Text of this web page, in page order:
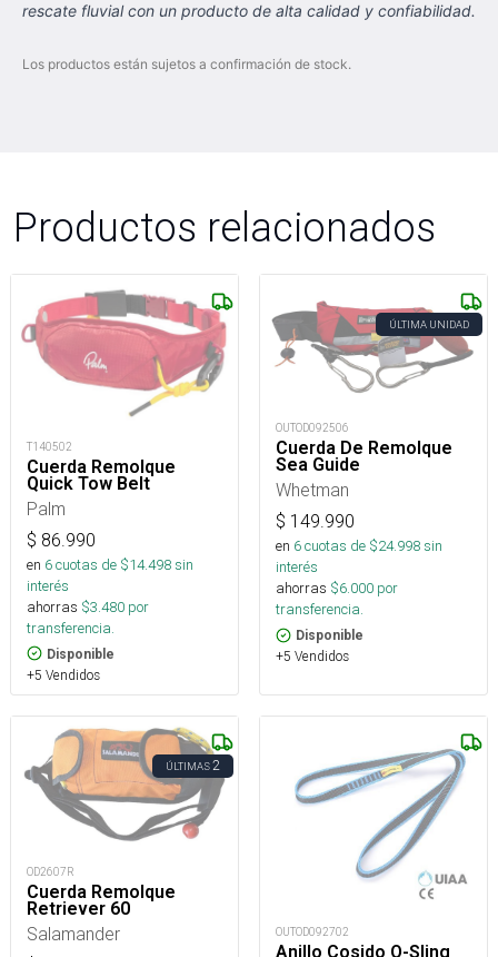
rescate fluvial con un producto de alta calidad y confiabilidad.
Los productos están sujetos a confirmación de stock.
Productos relacionados
T140502
Cuerda Remolque
Quick Tow Belt
Palm
$ 86.990
en 6cuotas de $14.498sin
interés
ahorras $3.480 por
transferencia.
Disponible
+5 Vendidos
ÚLTIMA UNIDAD
OUTOD092506
Cuerda De Remolque
Sea Guide
Whetman
$ 149.990
en 6cuotas de $24.998sin
interés
ahorras $6.000 por
transferencia.
Disponible
+5 Vendidos
ÚLTIMAS2
OD2607R
Cuerda Remolque
Retriever 60
Salamander OUTOD092702
Anillo Cosido O-Sling